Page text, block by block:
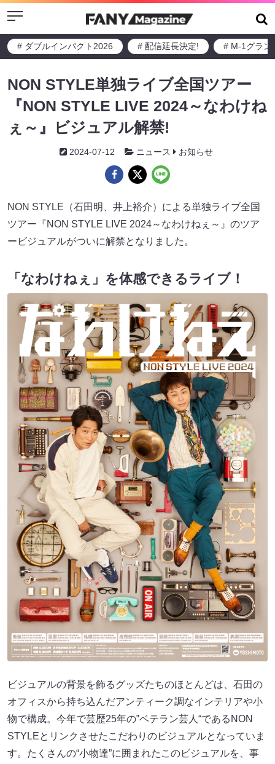
Menu
# ダブルインパクト2026 # 配信延長決定! # M-1グラン
NON STYLE単独ライブ全国ツアー
『NON STYLE LIVE 2024～なわけね
ぇ～』ビジュアル解禁!
2024-07-12 ニュース お知らせ
NON STYLE（石田明、井上裕介）による単独ライブ全国
ツアー『NON STYLE LIVE 2024～なわけねぇ～』のツア
ービジュアルがついに解禁となりました。
「なわけねぇ」を体感できるライブ！
ビジュアルの背景を飾るグッズたちのほとんどは、石田の
オフィスから持ち込んだアンティーク調なインテリアや小
物で構成。今年で芸歴25年の‟ベテラン芸人“であるNON
STYLEとリンクさせたこだわりのビジュアルとなっていま
す。たくさんの“小物達”に囲まれたこのビジュアルを、事